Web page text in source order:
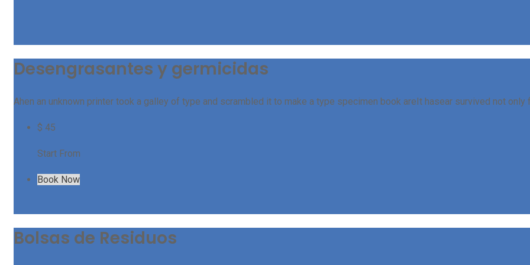
Desengrasantes y germicidas
Ahen an unknown printer took a galley of type and scrambled it to make a type specimen book areIt hasear survived not
$ 45
Start From
Book Now
Bolsas de Residuos